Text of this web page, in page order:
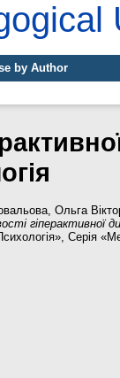
by Author
Ольга
гіперактивної
Серія